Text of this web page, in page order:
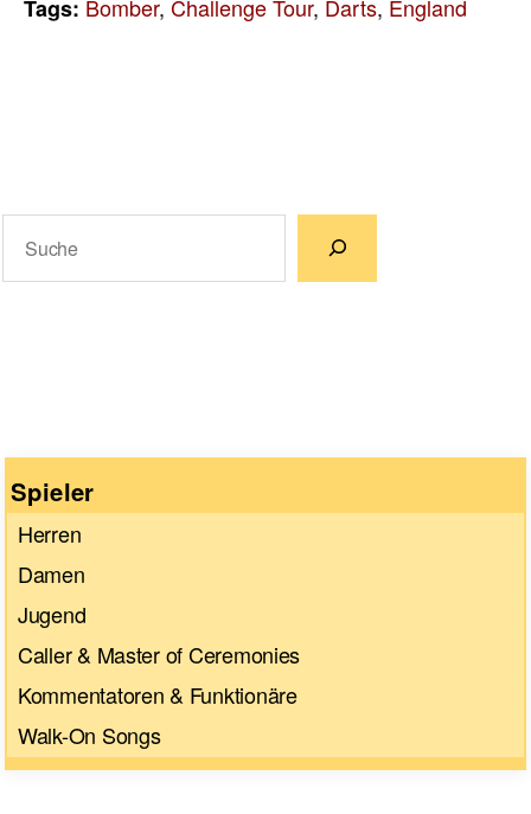
Tags: Bomber, Challenge Tour, Darts, England
Spieler
Herren
Damen
Jugend
Caller & Master of Ceremonies
Kommentatoren & Funktionäre
Walk-On Songs